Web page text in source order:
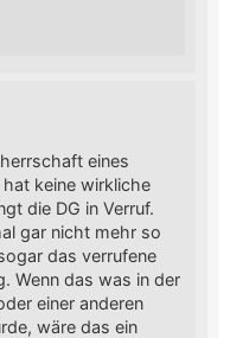
eines
keine wirkliche
die DG in Verruf.
gar nicht mehr so
das verrufene
Wenn das was in der
einer anderen
wäre das ein